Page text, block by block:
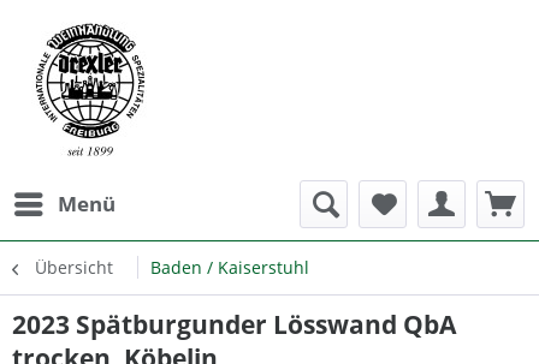
Menü
Übersicht Baden / Kaiserstuhl
2023 Spätburgunder Lösswand QbA